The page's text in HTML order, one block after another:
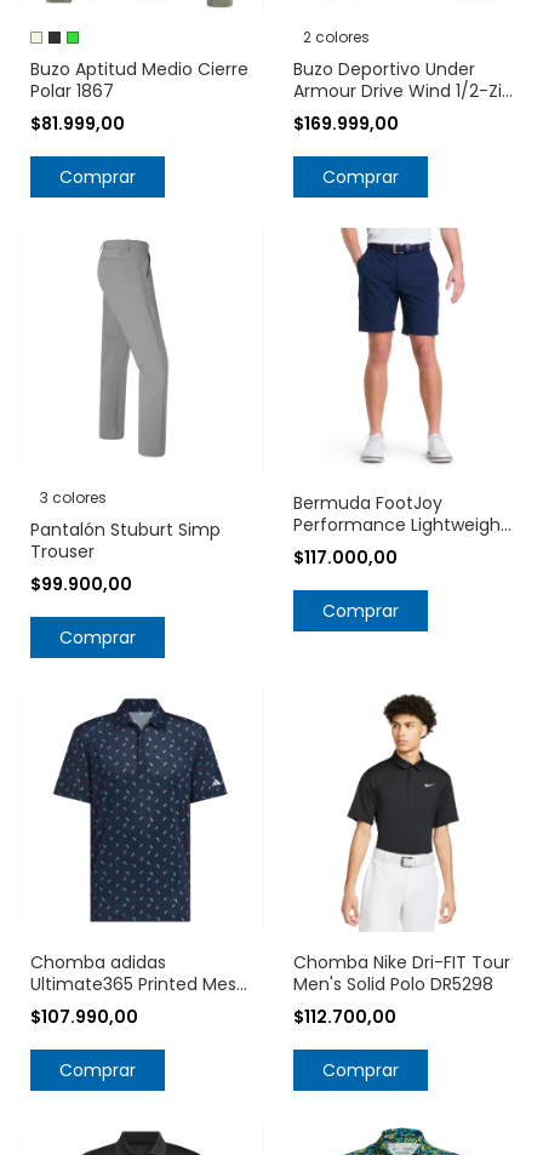
Buzo Aptitud Medio Cierre
Polar 1867
$81.999,00
Comprar
2 colores
Buzo Deportivo Under
Armour Drive Wind 1/2-Zip
1389859
$169.999,00
Comprar
3 colores
Pantalón Stuburt Simp
Trouser
$99.900,00
Comprar
Bermuda FootJoy
Performance Lightweight
Short 23938
$117.000,00
Comprar
Chomba adidas
Ultimate365 Printed Mesh
Polo Shirt JF4909
$107.990,00
Comprar
Chomba Nike Dri-FIT Tour
Men's Solid Polo DR5298
$112.700,00
Comprar